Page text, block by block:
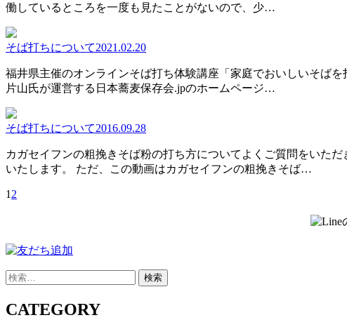
働しているところを一度も見たことがないので、少…
そば打ちについて2021.02.20
福井県主催のオンラインそば打ち体験講座「家庭でおいしいそば
片山氏が運営する日本蕎麦保存会.jpのホームページ…
そば打ちについて2016.09.28
カガセイフンの粗挽きそば粉の打ち方についてよくご質問をいた
いたします。 ただ、この動画はカガセイフンの粗挽きそば…
1 2
検
CATEGORY